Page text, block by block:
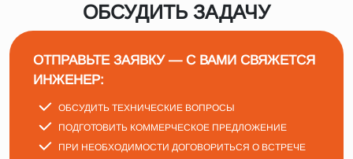
ОБСУДИТЬ ЗАДАЧУ
ОТПРАВЬТЕ ЗАЯВКУ — С ВАМИ СВЯЖЕТСЯ
ИНЖЕНЕР:
ОБСУДИТЬ ТЕХНИЧЕСКИЕ ВОПРОСЫ
ПОДГОТОВИТЬ КОММЕРЧЕСКОЕ ПРЕДЛОЖЕНИЕ
ПРИ НЕОБХОДИМОСТИ ДОГОВОРИТЬСЯ О ВСТРЕЧЕ